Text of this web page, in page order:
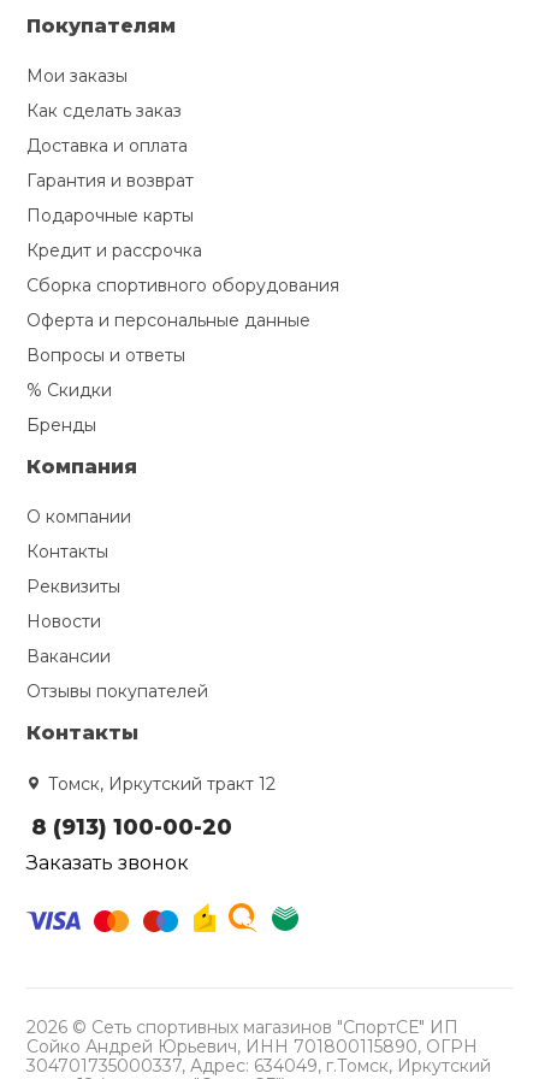
Покупателям
Мои заказы
Как сделать заказ
Доставка и оплата
Гарантия и возврат
Подарочные карты
Кредит и рассрочка
Сборка спортивного оборудования
Оферта и персональные данные
Вопросы и ответы
% Скидки
Бренды
Компания
О компании
Контакты
Реквизиты
Новости
Вакансии
Отзывы покупателей
Контакты
Томск, Иркутский тракт 12
8 (913) 100-00-20
Заказать звонок
2026 © Сеть спортивных магазинов "СпортСЕ" ИП
Сойко Андрей Юрьевич, ИНН 701800115890, ОГРН
304701735000337, Адрес: 634049, г.Томск, Иркутский